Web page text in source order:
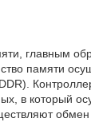
главным
памяти
в который